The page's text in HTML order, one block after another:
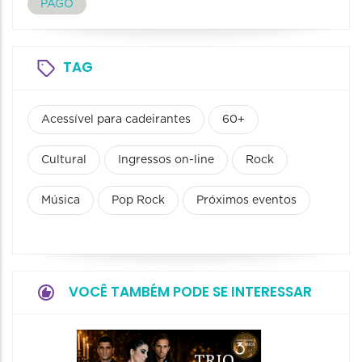
PAGO
TAG
Acessível para cadeirantes 60+
Cultural Ingressos on-line Rock
Música Pop Rock Próximos eventos
VOCÊ TAMBÉM PODE SE INTERESSAR